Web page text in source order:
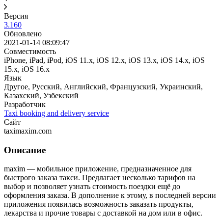
Версия
3.160
Обновлено
2021-01-14 08:09:47
Совместимость
iPhone, iPad, iPod, iOS 11.x, iOS 12.x, iOS 13.x, iOS 14.x, iOS
15.x, iOS 16.x
Язык
Другое, Русский, Английский, Французский, Украинский,
Казахский, Узбекский
Разработчик
Taxi booking and delivery service
Сайт
taximaxim.com
Описание
maxim — мобильное приложение, предназначенное для
быстрого заказа такси. Предлагает несколько тарифов на
выбор и позволяет узнать стоимость поездки ещё до
оформления заказа. В дополнение к этому, в последней версии
приложения появилась возможность заказать продукты,
лекарства и прочие товары с доставкой на дом или в офис.